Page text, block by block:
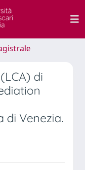
di
Venezia.